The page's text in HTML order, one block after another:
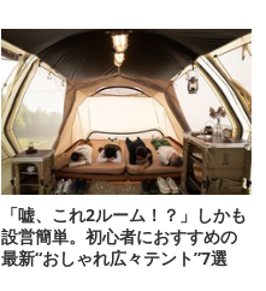
「嘘、これ2ルーム！？」しかも
設営簡単。初心者におすすめの
最新“おしゃれ広々テント”7選